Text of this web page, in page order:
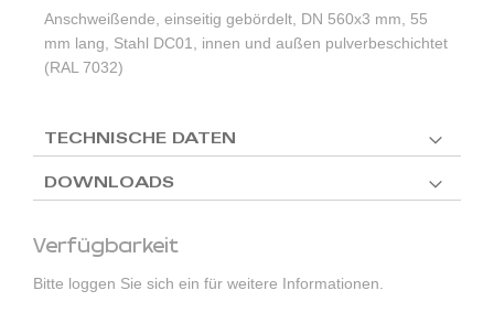
Verfügbarkeit
Bitte loggen Sie sich ein für weitere Informationen.
Anschweißende, einseitig gebördelt, DN 560x3 mm, 55
mm lang, Stahl DC01, innen und außen pulverbeschichtet
(RAL 7032)
TECHNISCHE DATEN
DOWNLOADS